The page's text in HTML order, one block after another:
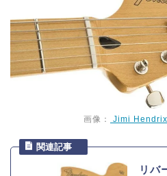
画像： Jimi
リバ